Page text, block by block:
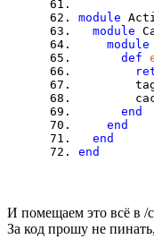
module
module
module
def
tags =
end
end
end
end
И помещаем это всё в /
За код прошу не